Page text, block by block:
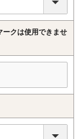
ークは使用できませ